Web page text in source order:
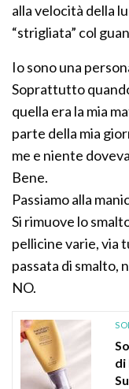
alla velocità della
“strigliata” col
Io sono una
Soprattutto
quella era la mia
parte della mia
me e niente
Bene.
Passiamo alla
Si rimuove lo
pellicine varie, via
passata di smalto,
NO.
di